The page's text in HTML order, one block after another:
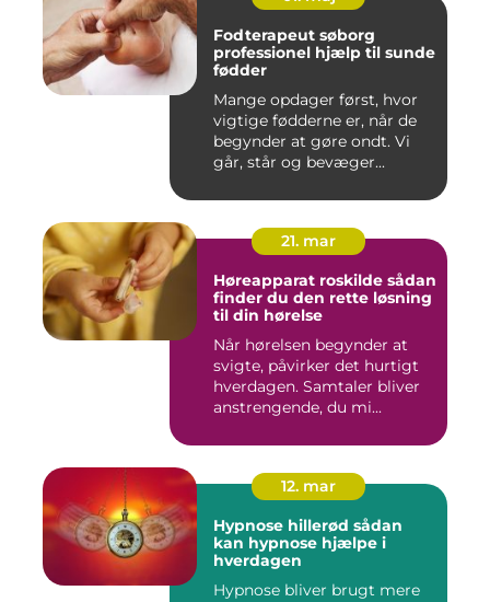
Fodterapeut søborg
professionel hjælp til sunde
fødder
Mange opdager først, hvor
vigtige fødderne er, når de
begynder at gøre ondt. Vi
går, står og bevæger...
21. mar
Høreapparat roskilde sådan
finder du den rette løsning
til din hørelse
Når hørelsen begynder at
svigte, påvirker det hurtigt
hverdagen. Samtaler bliver
anstrengende, du mi...
12. mar
Hypnose hillerød sådan
kan hypnose hjælpe i
hverdagen
Hypnose bliver brugt mere